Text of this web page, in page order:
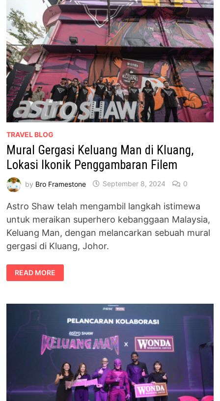
SEMANGAT
SUPERHERO
TEMPATAN
TRAVEL BLOG
Mural Gergasi Keluang Man di Kluang,
Lokasi Ikonik Penggambaran Filem
by Bro Framestone September 8, 2024 0
Astro Shaw telah mengambil langkah istimewa
untuk meraikan superhero kebanggaan Malaysia,
Keluang Man, dengan melancarkan sebuah mural
gergasi di Kluang, Johor.
MURAL
GERGASI
KELUANG
KLUANG,
PENGGAMBARAN
READ MORE